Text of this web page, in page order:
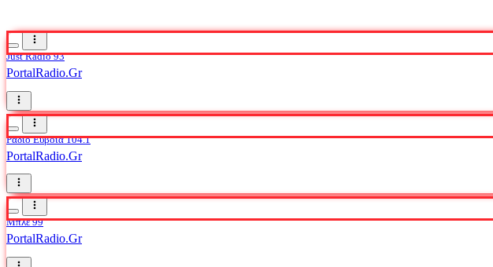
Just Radio 93
PortalRadio.Gr
Ράδιο Εύβοια 104.1
PortalRadio.Gr
Μπλε 99
PortalRadio.Gr